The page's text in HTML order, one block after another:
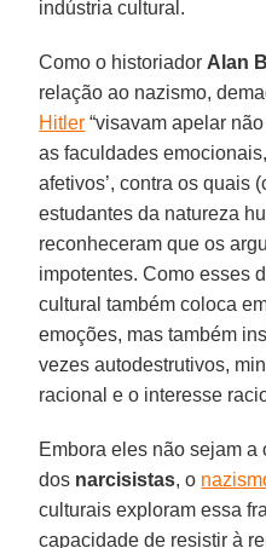
indústria cultural.
Como o historiador Alan
relação ao nazismo,
Hitler “visavam apelar
as faculdades
afetivos’, contra os quais
estudantes da natureza
reconheceram que os
impotentes. Como esses
cultural também coloca
emoções, mas também
vezes autodestrutivos,
racional e o interesse
Embora eles não sejam
dos narcisistas, o
culturais exploram essa
capacidade de resistir à